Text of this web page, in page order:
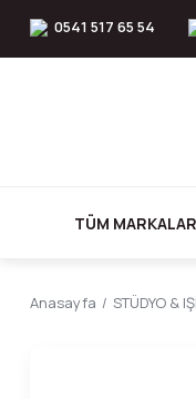
0541 517 65 54
TÜM MARKALAR
Anasayfa STÜDYO &